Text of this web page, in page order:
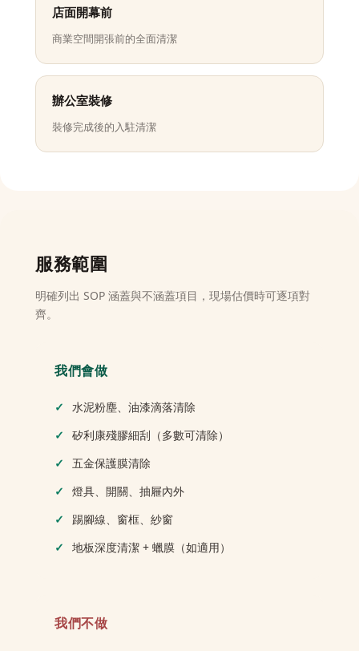
店面開幕前
商業空間開張前的全面清潔
辦公室裝修
裝修完成後的入駐清潔
服務範圍
明確列出 SOP 涵蓋與不涵蓋項目，現場估價時可逐項對
齊。
我們會做
水泥粉塵、油漆滴落清除
矽利康殘膠細刮（多數可清除）
五金保護膜清除
燈具、開關、抽屜內外
踢腳線、窗框、紗窗
地板深度清潔 + 蠟膜（如適用）
我們不做